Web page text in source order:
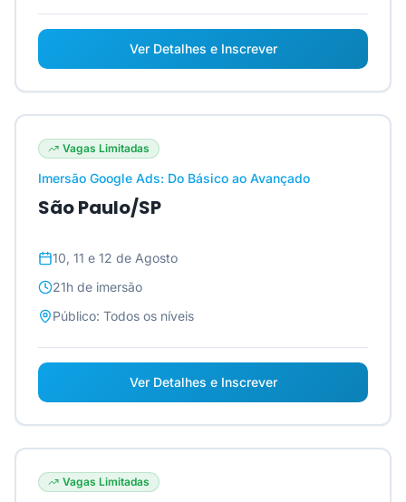
Ver Detalhes e Inscrever
Vagas Limitadas
Imersão Google Ads: Do Básico ao Avançado
São Paulo/SP
10, 11 e 12 de Agosto
21h de imersão
Público: Todos os níveis
Ver Detalhes e Inscrever
Vagas Limitadas